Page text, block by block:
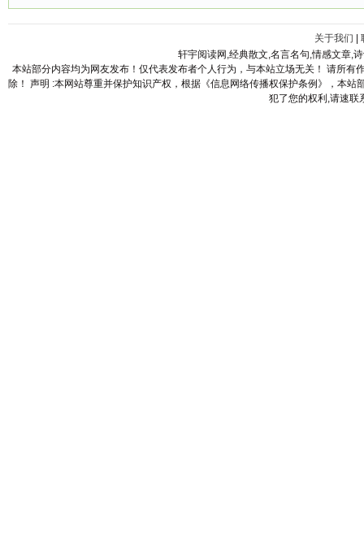
关于我们
轩宇阅读网,经典散文,名言名句,情感文章,
本站部分内容均为网友发布！仅代表发布者个人行为，与本站立场无关！ 请所
除！ 声明 :本网站尊重并保护知识产权，根据《信息网络传播权保护条例》，本
犯了您的权利,请速联